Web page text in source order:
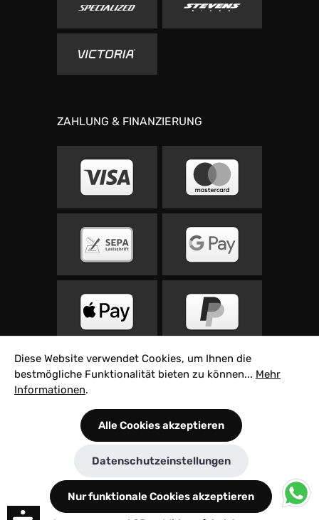
ZAHLUNG & FINANZIERUNG
© 2026 Velovita Rad Sport GmbH - Built with ♥
Alle Preise inkl. gesetzl. Mehrwertsteuer zzgl.
und ggf. Nachnahmegebühren,
wenn nicht anders angegeben.
Diese Website verwendet Cookies, um Ihnen die
bestmögliche Funktionalität bieten zu können... Mehr
Informationen.
Alle Cookies akzeptieren
Datenschutzeinstellungen
Nur funktionale Cookies akzeptieren